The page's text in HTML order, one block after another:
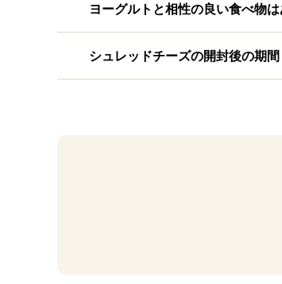
ヨーグルトと相性の良い食べ物
シュレッドチーズの開封後の期間